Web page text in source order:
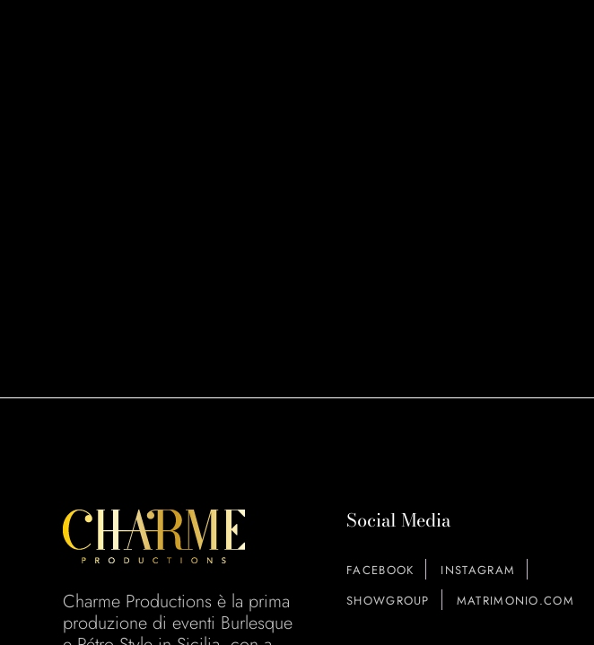
Charme Productions è la prima
produzione di eventi Burlesque
Social Media
FACEBOOK
INSTAGRAM
SHOWGROUP
MATRIMONIO.COM